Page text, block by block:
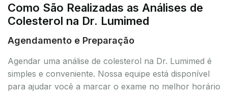
Como São Realizadas as Análises de
Colesterol na Dr. Lumimed
Agendamento e Preparação
Agendar uma análise de colesterol na Dr. Lumimed é
simples e conveniente. Nossa equipe está disponível
para ajudar você a marcar o exame no melhor horário